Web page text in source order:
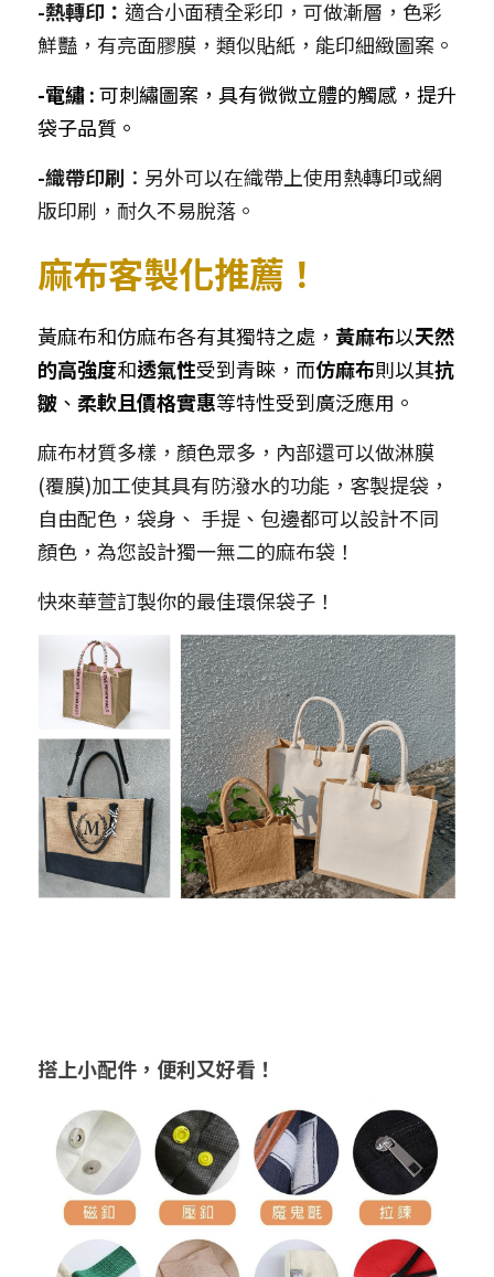
-熱轉印： 適合小面積全彩印，可做漸層，色彩
鮮豔，有亮面膠膜，類似貼紙，能印細緻圖案。
-電繡 :可刺繡圖案，具有微微立體的觸感，提升
袋子品質。
-織帶印刷 ：另外可以在織帶上使用熱轉印或網
版印刷，耐久不易脫落。
麻布客製化推薦！
黃麻布和仿麻布各有其獨特之處， 黃麻布以天然
的高強度和透氣性受到青睞，而仿麻布則以其抗
皺 、 柔軟且價格實惠等特性受到廣泛應用。
麻布材質多樣，顏色眾多，內部還可以做淋膜
(覆膜)加工使其具有防潑水的功能，客製提袋，
自由配色，袋身、 手提、包邊都可以設計不同
顏色，為您設計獨一無二的麻布袋！
快來華萱訂製你的最佳環保袋子！
搭上小配件，便利又好看！